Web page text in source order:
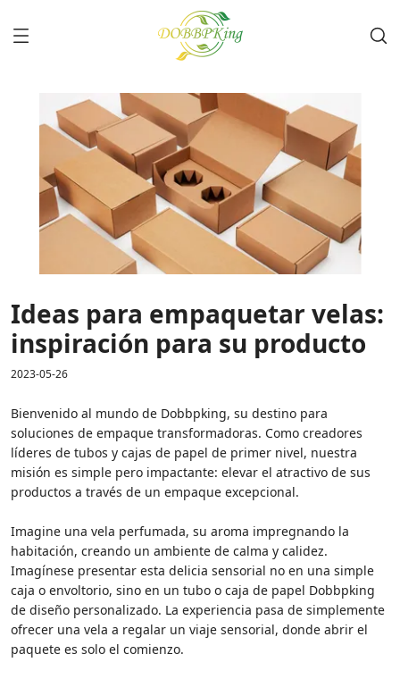
Ideas para empaquetar velas:
inspiración para su producto
2023-05-26
Bienvenido al mundo de Dobbpking, su destino para
soluciones de empaque transformadoras. Como creadores
líderes de tubos y cajas de papel de primer nivel, nuestra
misión es simple pero impactante: elevar el atractivo de sus
productos a través de un empaque excepcional.
Imagine una vela perfumada, su aroma impregnando la
habitación, creando un ambiente de calma y calidez.
Imagínese presentar esta delicia sensorial no en una simple
caja o envoltorio, sino en un tubo o caja de papel Dobbpking
de diseño personalizado. La experiencia pasa de simplemente
ofrecer una vela a regalar un viaje sensorial, donde abrir el
paquete es solo el comienzo.